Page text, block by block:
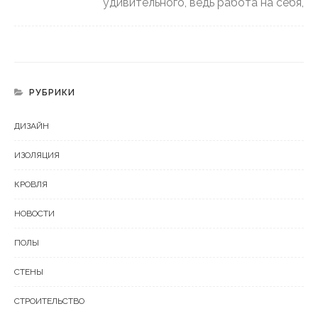
РУБРИКИ
ДИЗАЙН
ИЗОЛЯЦИЯ
КРОВЛЯ
НОВОСТИ
ПОЛЫ
СТЕНЫ
СТРОИТЕЛЬСТВО